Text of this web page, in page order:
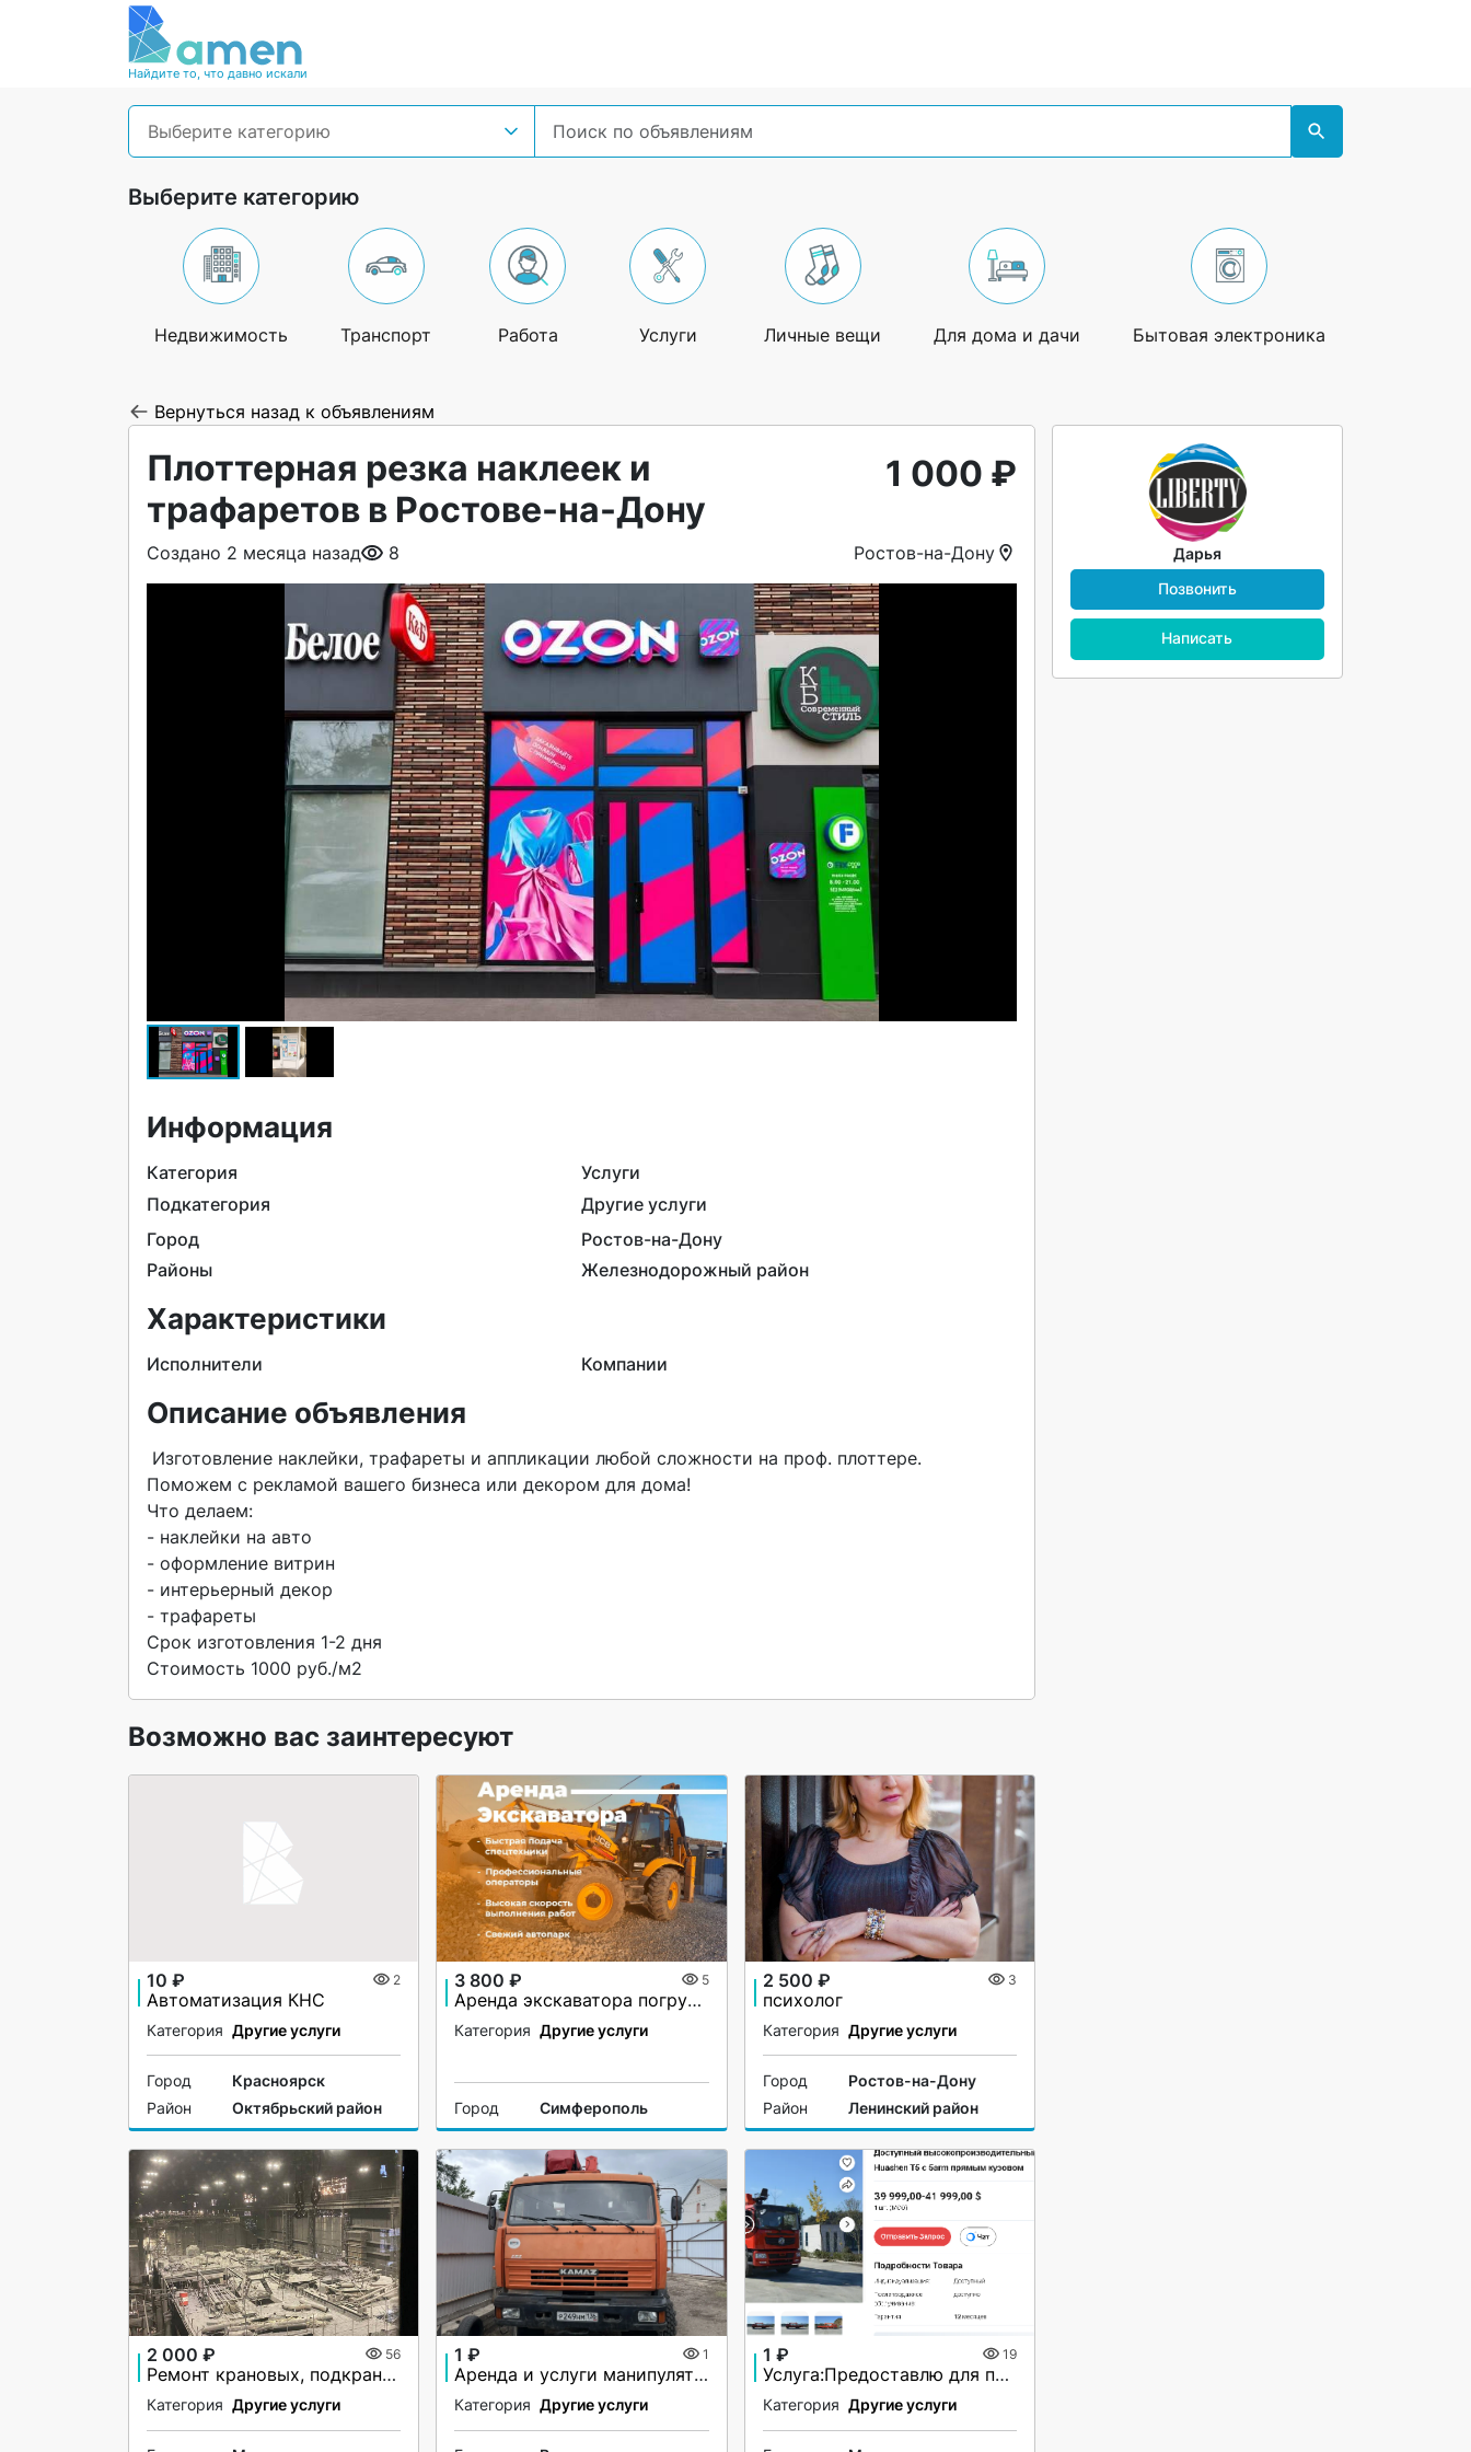
Найдите то, что давно искали
Выберите категорию
Выберите категорию
Недвижимость Транспорт Работа Услуги Личные вещи Для дома и дачи Бытовая электроника
Вернуться назад к объявлениям
Плоттерная резка наклеек и
трафаретов в Ростове-на-Дону
1 000 ₽
Создано 2 месяца назад 8 Ростов-на-Дону
Информация
Категория
Услуги
Подкатегория
Другие услуги
Город
Ростов-на-Дону
Районы
Железнодорожный район
Характеристики
Исполнители Компании
Описание объявления
Поможем с рекламой вашего бизнеса или декором для дома!
Что делаем:
- наклейки на авто
- оформление витрин
- интерьерный декор
- трафареты
Срок изготовления 1-2 дня
Стоимость 1000 руб./м2
Возможно вас заинтересуют
10 ₽ 2
Автоматизация КНС
Категория Другие услуги
Город
Красноярск
Район
Октябрьский район
3 800 ₽ 5
Аренда экскаватора погрузчика JCB 5CX
Категория Другие услуги
Город Симферополь
2 500 ₽ 3
психолог
Категория Другие услуги
Город
Ростов-на-Дону
Район
Ленинский район
2 000 ₽ 56
Ремонт крановых, подкрановых путей
Категория Другие услуги
1 ₽ 1
Аренда и услуги манипулятора-вездехода, стрела 7 т, 21.7 м, борт 10 т, 7 м
Категория Другие услуги
1 ₽ 19
Услуга:Предоставлю для продажи оборудование (Китай).
Категория Другие услуги
Дарья
Позвонить
Написать